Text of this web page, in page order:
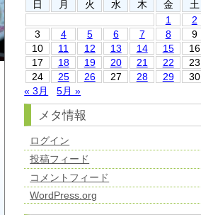
日
月 火 水 木 金
土
1
2
3
4 5 6 7 8
9
10
11 12 13 14 15
16
17
18 19 20 21 22
23
24
25 26 27 28 29
30
« 3月
5月 »
メタ情報
ログイン
投稿フィード
コメントフィード
WordPress.org